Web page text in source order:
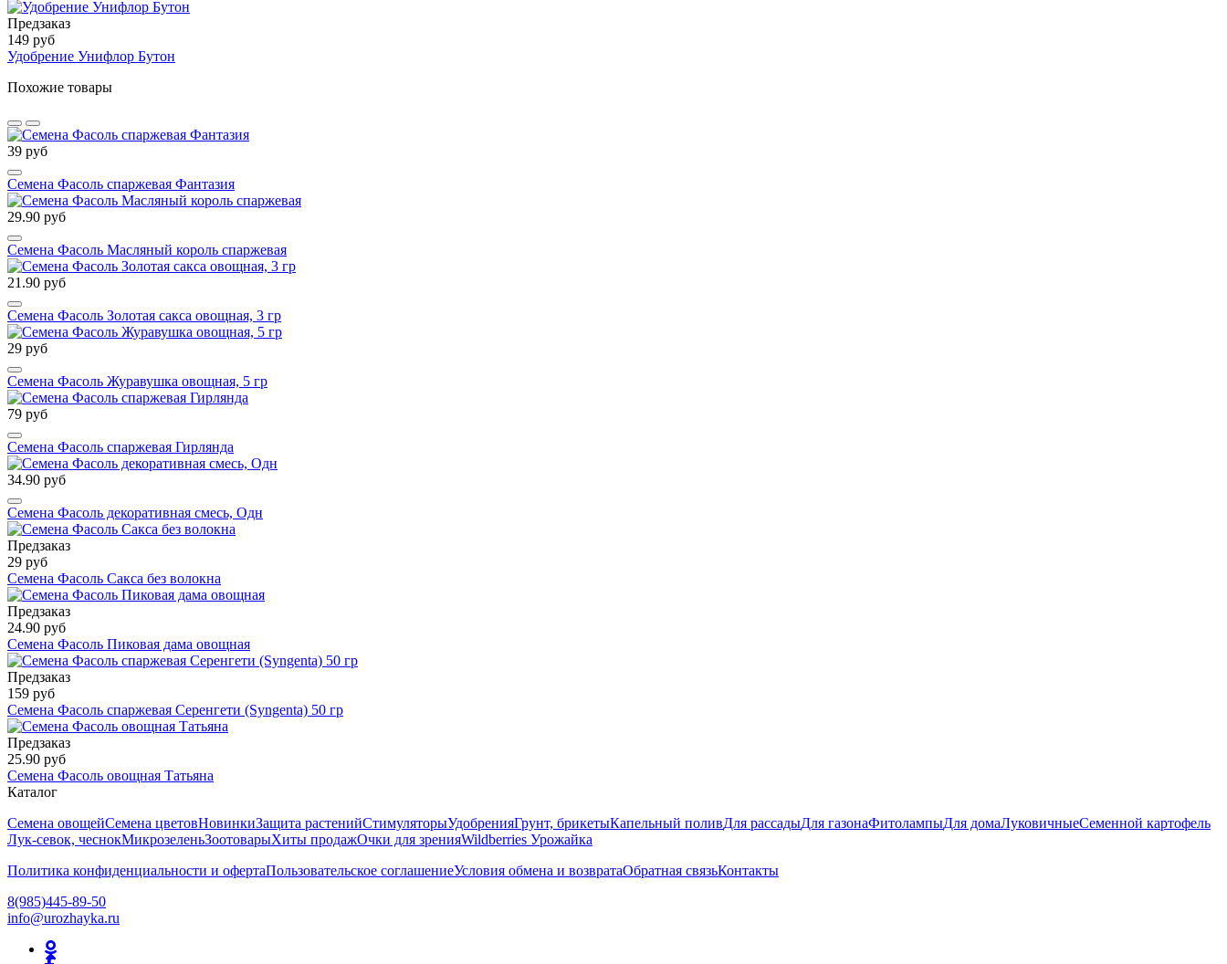
Предзаказ
149 руб
Удобрение Унифлор Бутон
Похожие товары
39 руб
Семена Фасоль спаржевая Фантазия
29.90 руб
Семена Фасоль Масляный король спаржевая
21.90 руб
Семена Фасоль Золотая сакса овощная, 3 гр
29 руб
Семена Фасоль Журавушка овощная, 5 гр
79 руб
Семена Фасоль спаржевая Гирлянда
34.90 руб
Семена Фасоль декоративная смесь, Одн
Предзаказ
29 руб
Семена Фасоль Сакса без волокна
Предзаказ
24.90 руб
Семена Фасоль Пиковая дама овощная
Предзаказ
159 руб
Семена Фасоль спаржевая Серенгети (Syngenta) 50 гр
Предзаказ
25.90 руб
Семена Фасоль овощная Татьяна
Каталог
Семена овощейСемена цветовНовинкиЗащита растенийСтимуляторыУдобренияГрунт, брикетыКапельный поливДля рассадыДля газонаФитолампыДля домаЛуковичныеСеменной картофель
Лук-севок, чеснокМикрозеленьЗоотоварыХиты продажОчки для зренияWildberries Урожайка
Политика конфиденциальности и офертаПользовательское соглашениеУсловия обмена и возвратаОбратная связьКонтакты
8(985)445-89-50
info@urozhayka.ru